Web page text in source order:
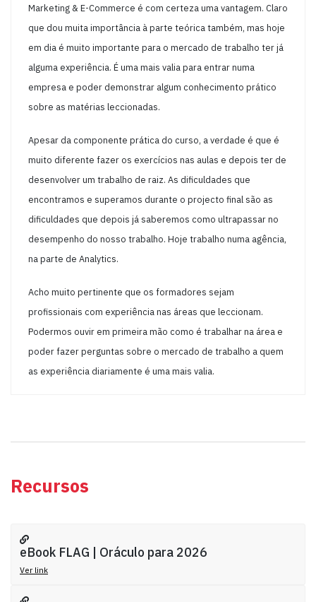
Marketing & E-Commerce é com certeza uma vantagem. Claro
que dou muita importância à parte teórica também, mas hoje
em dia é muito importante para o mercado de trabalho ter já
alguma experiência. É uma mais valia para entrar numa
empresa e poder demonstrar algum conhecimento prático
sobre as matérias leccionadas.
Apesar da componente prática do curso, a verdade é que é
muito diferente fazer os exercícios nas aulas e depois ter de
desenvolver um trabalho de raiz. As dificuldades que
encontramos e superamos durante o projecto final são as
dificuldades que depois já saberemos como ultrapassar no
desempenho do nosso trabalho. Hoje trabalho numa agência,
na parte de Analytics.
Acho muito pertinente que os formadores sejam
profissionais com experiência nas áreas que leccionam.
Podermos ouvir em primeira mão como é trabalhar na área e
poder fazer perguntas sobre o mercado de trabalho a quem
as experiência diariamente é uma mais valia.
Recursos
eBook FLAG | Oráculo para 2026
Ver link